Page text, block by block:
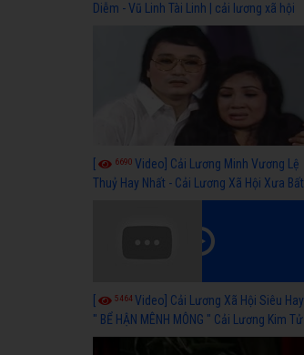
Diễm - Vũ Linh Tài Linh | cải lương xã hội
6690 Video] Cải Lương Minh Vương Lệ
Thuỷ Hay Nhất - Cải Lương Xã Hội Xưa Bất
5464Video] Cải Lương Xã Hội Siêu Hay
" BỂ HẬN MÊNH MÔNG " Cải Lương Kim Tử
Long, Thanh Ngân Hay Nhất